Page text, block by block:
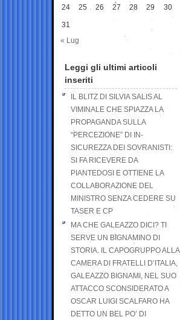
24 25 26 27 28 29 30
31
« Lug
Leggi gli ultimi articoli
inseriti
IL BLITZ DI SILVIA SALIS AL
VIMINALE CHE SPIAZZA LA
PROPAGANDA SULLA
“PERCEZIONE” DI IN-
SICUREZZA DEI SOVRANISTI:
SI FA RICEVERE DA
PIANTEDOSI E OTTIENE LA
COLLABORAZIONE DEL
MINISTRO SENZA CEDERE SU
TASER E CP
MA CHE GALEAZZO DICI? TI
SERVE UN BIGNAMINO DI
STORIA. IL CAPOGRUPPO ALLA
CAMERA DI FRATELLI D’ITALIA,
GALEAZZO BIGNAMI, NEL SUO
ATTACCO SCONSIDERATO A
OSCAR LUIGI SCALFARO HA
DETTO UN BEL PO’ DI